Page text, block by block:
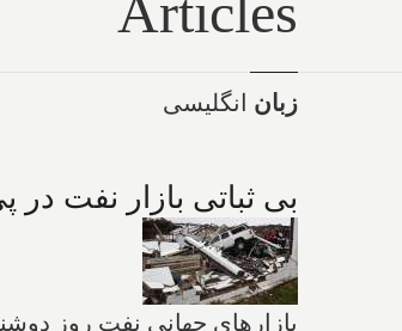
زبان انگلیسی
بی ثباتی بازار نفت